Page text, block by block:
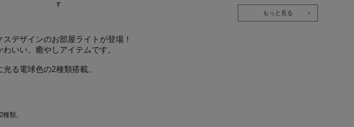
す
デザインのお部屋ライトが登場！
いい、癒やしアイテムです。
る電球色の2種類搭載。
類。
もっと見る